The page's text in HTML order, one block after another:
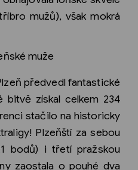
mužů), však mokrá
muže
předvedl fantastické
bitvě získal celkem 234
stačilo na historicky
Plzeňští za sebou
bodů) i třetí pražskou
zaostala o pouhé dva